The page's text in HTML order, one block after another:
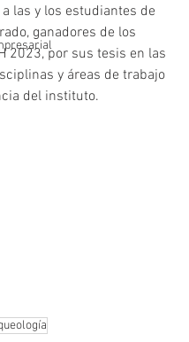
las y los estudiantes de
ganadores de los
2023, por sus tesis en las
y áreas de trabajo
del instituto.